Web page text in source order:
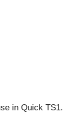
in Quick TS1.